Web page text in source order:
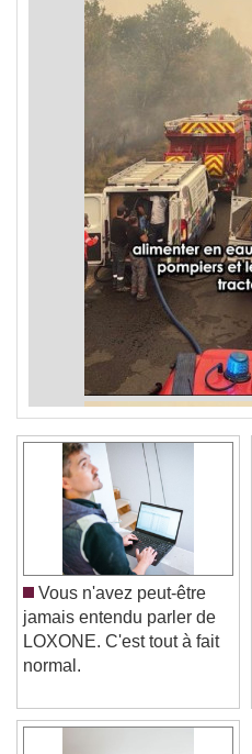
Vous n'avez peut-être
jamais entendu parler de
LOXONE. C'est tout à fait